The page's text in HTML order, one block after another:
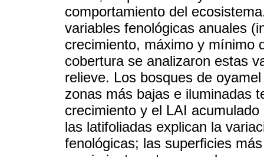
comportamiento del
variables fenológicas anuales
crecimiento, máximo y mínimo
cobertura se analizaron estas
relieve. Los bosques de
zonas más bajas e iluminadas
crecimiento y el LAI
las latifoliadas explican la
fenológicas; las superﬁcies